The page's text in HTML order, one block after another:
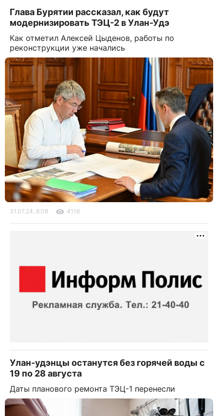
Глава Бурятии рассказал, как будут
модернизировать ТЭЦ-2 в Улан-Удэ
Как отметил Алексей Цыденов, работы по
реконструкции уже начались
31.07.24, 8:08 4116
Улан-удэнцы останутся без горячей воды с
19 по 28 августа
Даты планового ремонта ТЭЦ-1 перенесли